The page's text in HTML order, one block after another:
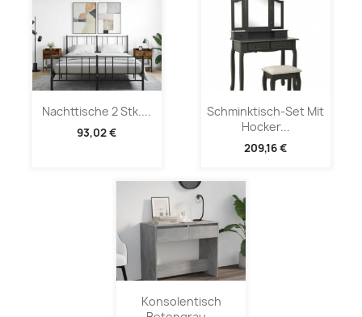
Nachttische 2 Stk....
93,02 €
Schminktisch-Set Mit
Hocker...
209,16 €
Konsolentisch